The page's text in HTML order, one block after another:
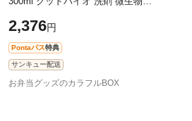
安全基準NSF認証 天然由来成分の
2,376円
Pontaパス特典
サンキュー配送
お弁当グッズのカラフルBOX